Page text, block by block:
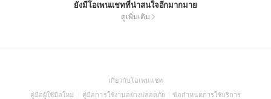
ยังมีโอเพนแชทที่น่าสนใจอีกมากมาย
ดูเพิ่มเติม
เกี่ยวกับโอเพนแชท(Open
in
คู่มือผู้ใช้มือใหม่ (Open
คู่มือการใช้งานอย่างปลอดภัย(Open
ข้อกำหนดการใช้บริการ(Open